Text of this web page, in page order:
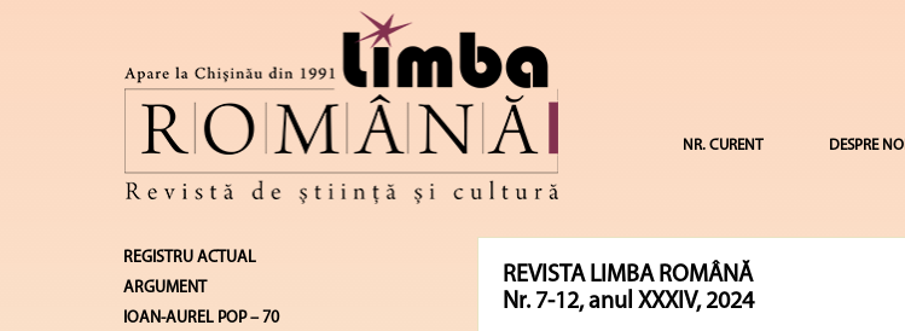
NR. CURENT DESPRE NOI
REGISTRU ACTUAL
ARGUMENT
IOAN-AUREL POP – 70
REVISTA LIMBA ROMÂNĂ
Nr. 7-12, anul XXXIV, 2024